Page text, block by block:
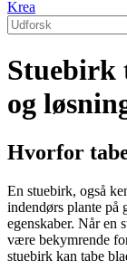
Krea
Stuebirk
og
Hvorfor
En stuebirk, også
indendørs plante på
egenskaber. Når en
være bekymrende
stuebirk kan tabe